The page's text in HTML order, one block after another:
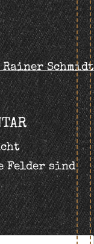
Rainer Schmidt
Felder sind